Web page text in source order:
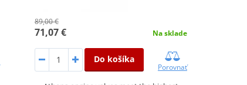
89,00 €
71,07 € Na sklade
Do košíka
Porovnať